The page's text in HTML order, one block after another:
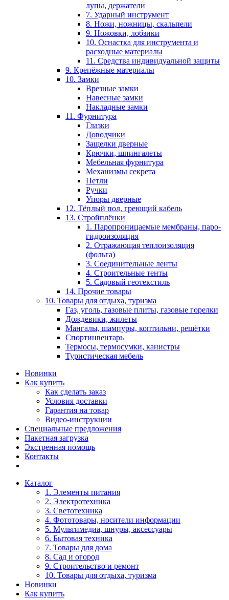
лупы, держатели
7. Ударный инструмент
8. Ножи, ножницы, скальпели
9. Ножовки, лобзики
10. Оснастка для инструмента и
расходные материалы
11. Средства индивидуальной защиты
9. Крепёжные материалы
10. Замки
Врезные замки
Навесные замки
Накладные замки
11. Фурнитура
Глазки
Доводчики
Защелки дверные
Крючки, шпингалеты
Мебельная фурнитура
Механизмы секрета
Петли
Ручки
Упоры дверные
12. Тёплый пол, греющий кабель
13. Стройплёнки
1. Паропроницаемые мембраны, паро-
гидроизоляция
2. Отражающая теплоизоляция
(фольга)
3. Соединительные ленты
4. Строительные тенты
5. Садовый геотекстиль
14. Прочие товары
10. Товары для отдыха, туризма
Газ, уголь, газовые плиты, газовые горелки
Дождевики, жилеты
Мангалы, шампуры, коптильни, решётки
Спортинвентарь
Термосы, термосумки, канистры
Туристическая мебель
Новинки
Как купить
Как сделать заказ
Условия доставки
Гарантия на товар
Видео-инструкции
Специальные предложения
Пакетная загрузка
Экстренная помощь
Контакты
Каталог
1. Элементы питания
2. Электротехника
3. Светотехника
4. Фототовары, носители информации
5. Мультимедиа, шнуры, аксессуары
6. Бытовая техника
7. Товары для дома
8. Сад и огород
9. Строительство и ремонт
10. Товары для отдыха, туризма
Новинки
Как купить